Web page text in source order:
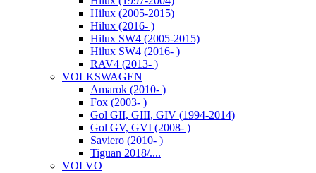
Hilux (2005-2015)
Hilux (2016- )
Hilux SW4 (2005-2015)
Hilux SW4 (2016- )
RAV4 (2013- )
VOLKSWAGEN
Amarok (2010- )
Fox (2003- )
Gol GII, GIII, GIV (1994-2014)
Gol GV, GVI (2008- )
Saviero (2010- )
Tiguan 2018/....
VOLVO